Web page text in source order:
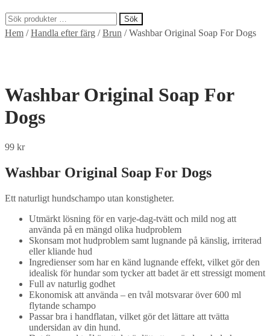
Sök
efter:
Sök
Hem /Handla efter färg /Brun /Washbar Original Soap For Dogs
Washbar Original Soap For
Dogs
99 kr
Washbar Original Soap For Dogs
Ett naturligt hundschampo utan konstigheter.
Utmärkt lösning för en varje-dag-tvätt och mild nog att
använda på en mängd olika hudproblem
Skonsam mot hudproblem samt lugnande på känslig, irriterad
eller kliande hud
Ingredienser som har en känd lugnande effekt, vilket gör den
idealisk för hundar som tycker att badet är ett stressigt moment
Full av naturlig godhet
Ekonomisk att använda – en tvål motsvarar över 600 ml
flytande schampo
Passar bra i handflatan, vilket gör det lättare att tvätta
undersidan av din hund.